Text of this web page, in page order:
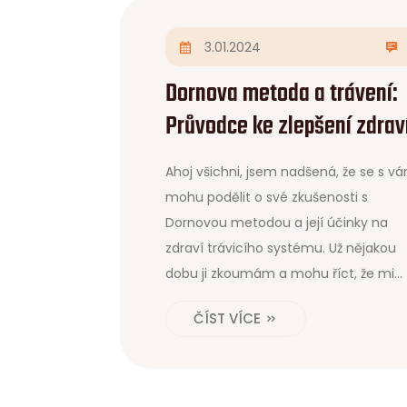
3.01.2024
Dornova metoda a trávení:
Průvodce ke zlepšení
trávicího systému
Ahoj všichni, jsem nadšená, že se s
mohu podělit o své zkušenosti s
Dornovou metodou a její účinky na
zdraví trávicího systému. Už nějakou
dobu ji zkoumám a mohu říct, že mi
správné držení těla mohou opravdu
ČÍST VÍCE